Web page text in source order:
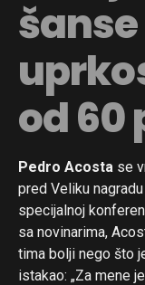
od 60
Pedro Acosta se
pred Veliku
specijalnoj
sa novinarima,
tima bolji nego što
istakao: „Za mene